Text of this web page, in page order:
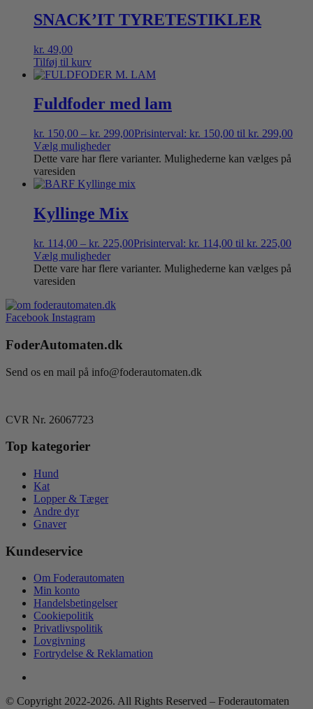
SNACK’IT TYRETESTIKLER
kr. 49,00
Tilføj til kurv
Fuldfoder med lam
kr. 150,00 – kr. 299,00Prisinterval: kr. 150,00 til kr. 299,00
Vælg muligheder
Dette vare har flere varianter. Mulighederne kan vælges på
varesiden
Kyllinge Mix
kr. 114,00 – kr. 225,00Prisinterval: kr. 114,00 til kr. 225,00
Vælg muligheder
Dette vare har flere varianter. Mulighederne kan vælges på
varesiden
Facebook Instagram
FoderAutomaten.dk
Send os en mail på info@foderautomaten.dk
CVR Nr. 26067723
Top kategorier
Hund
Kat
Lopper & Tæger
Andre dyr
Gnaver
Kundeservice
Om Foderautomaten
Min konto
Handelsbetingelser
Cookiepolitik
Privatlivspolitik
Lovgivning
Fortrydelse & Reklamation
© Copyright 2022-2026. All Rights Reserved – Foderautomaten